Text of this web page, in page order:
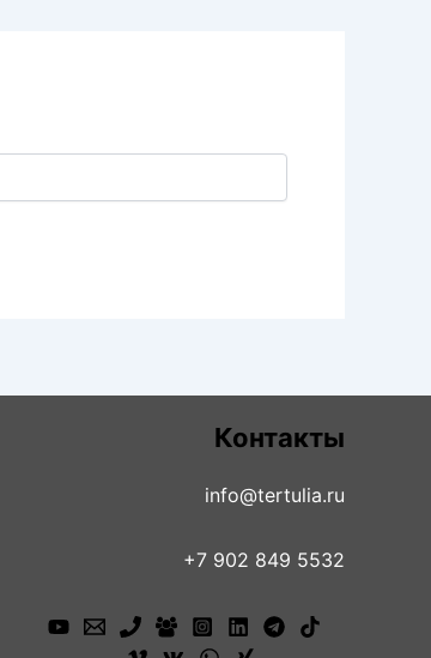
Контакты
info@tertulia.ru
+7 902 849 5532